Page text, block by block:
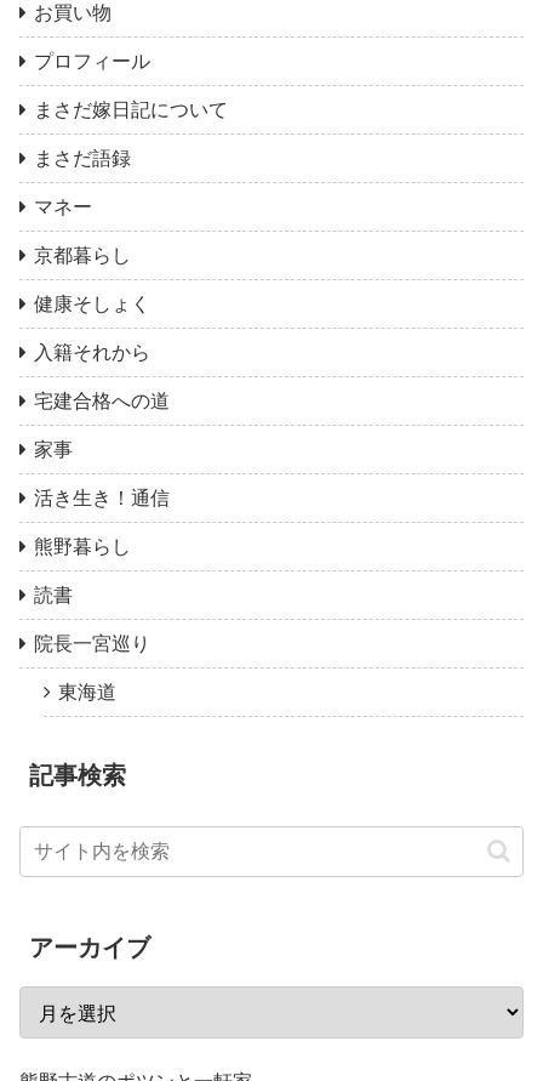
お買い物
プロフィール
まさだ嫁日記について
まさだ語録
マネー
京都暮らし
健康そしょく
入籍それから
宅建合格への道
家事
活き生き！通信
熊野暮らし
読書
院長一宮巡り
東海道
記事検索
アーカイブ